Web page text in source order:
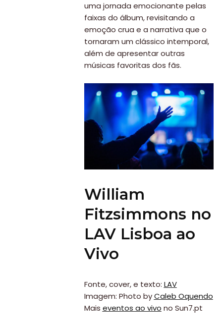
uma jornada emocionante pelas
faixas do álbum, revisitando a
emoção crua e a narrativa que o
tornaram um clássico intemporal,
além de apresentar outras
músicas favoritas dos fãs.
William
Fitzsimmons no
LAV Lisboa ao
Vivo
Fonte, cover, e texto: LAV
Imagem: Photo byCaleb Oquendo
Mais eventos ao vivo no Sun7.pt